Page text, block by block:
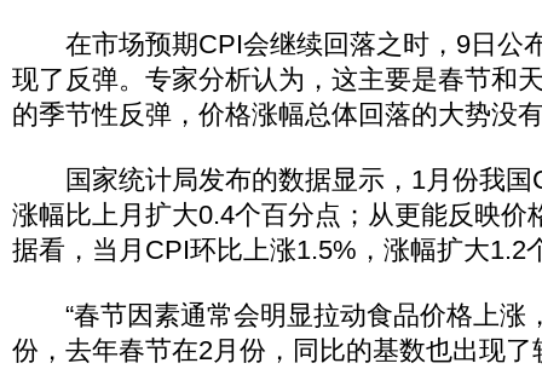
在市场预期CPI会继续回落之时，9日公
现了反弹。专家分析认为，这主要是春节和
的季节性反弹，价格涨幅总体回落的大势没
国家统计局发布的数据显示，1月份我国
涨幅比上月扩大0.4个百分点；从更能反映价
据看，当月CPI环比上涨1.5%，涨幅扩大1.2
“春节因素通常会明显拉动食品价格上涨
份，去年春节在2月份，同比的基数也出现了